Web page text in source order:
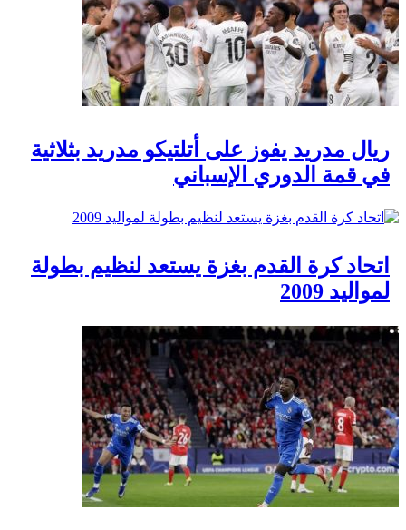
ريال مدريد يفوز على أتلتيكو مدريد بثلاثية
في قمة الدوري الإسباني
اتحاد كرة القدم بغزة يستعد لنظيم بطولة
لمواليد 2009